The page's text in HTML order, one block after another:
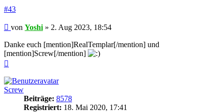
#43
Beitrag
von Yoshi » 2. Aug 2023, 18:54
Danke euch [mention]RealTemplar[/mention] und
[mention]Screw[/mention]
Screw
Beiträge: 8578
Registriert: 18. Mai 2020, 17:41